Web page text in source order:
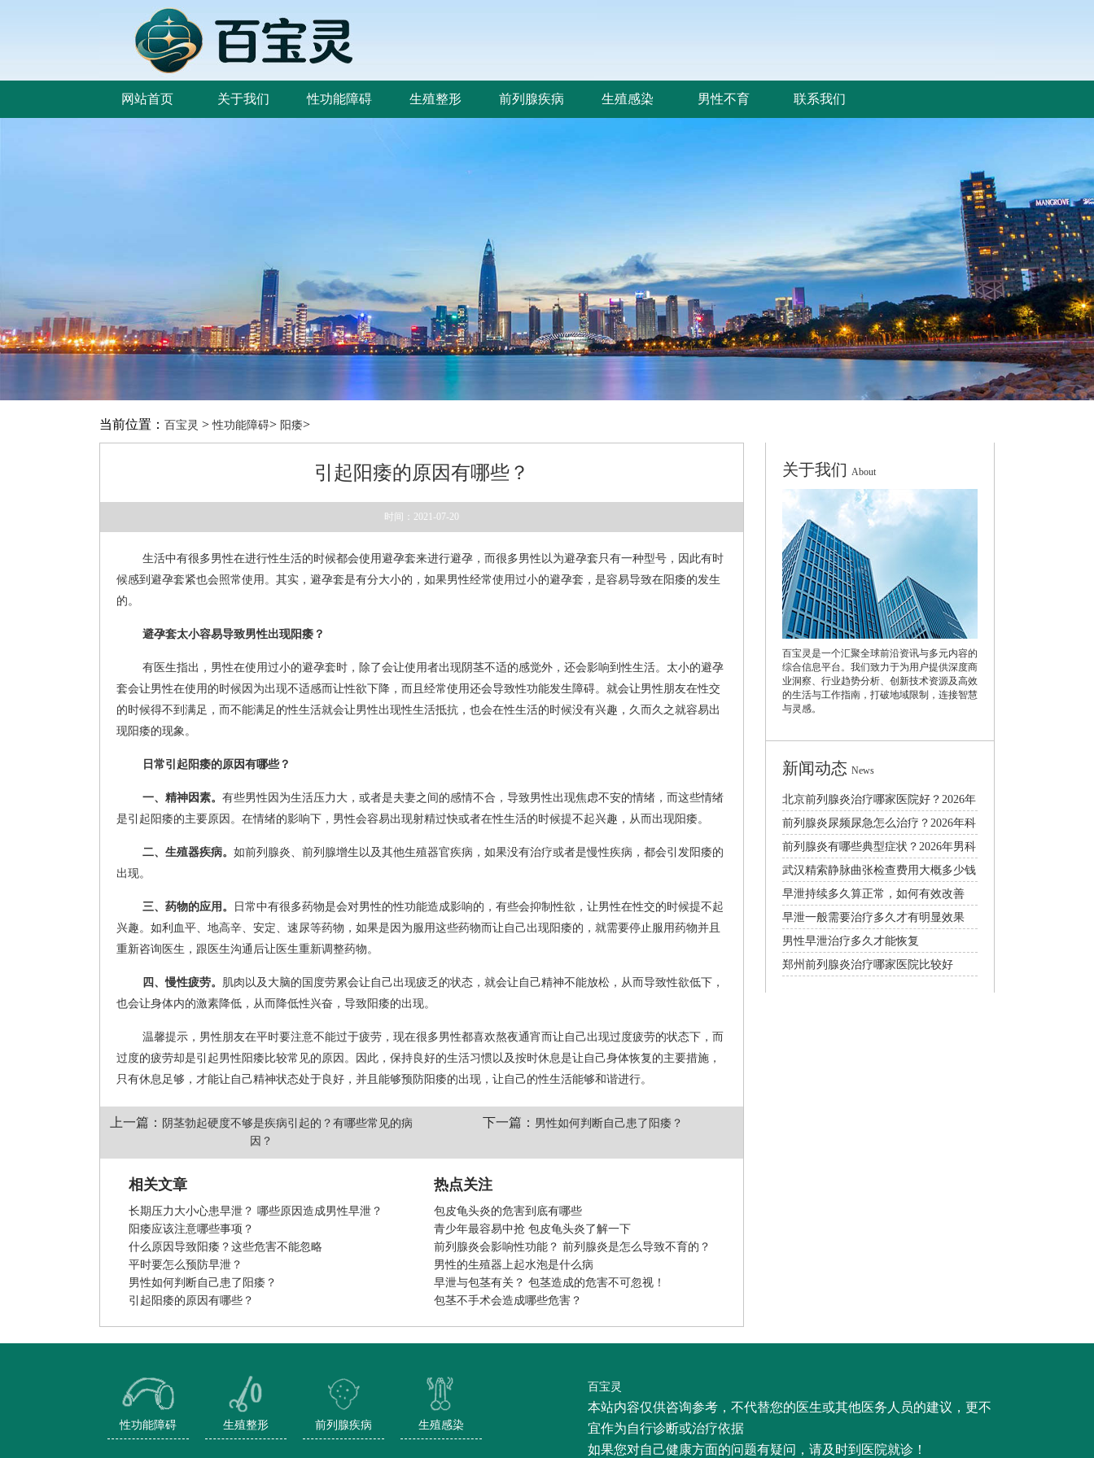
网站首页 关于我们 性功能障碍 生殖整形 前列腺疾病 生殖感染 男性不育 联系我们
当前位置： 百宝灵 >性功能障碍> 阳痿>
引起阳痿的原因有哪些？
时间：2021-07-20
生活中有很多男性在进行性生活的时候都会使用避孕套来进行避孕，而很多男性以为避孕套只有一种型号，因此有时
候感到避孕套紧也会照常使用。其实，避孕套是有分大小的，如果男性经常使用过小的避孕套，是容易导致在阳痿的发生
的。
避孕套太小容易导致男性出现阳痿？
有医生指出，男性在使用过小的避孕套时，除了会让使用者出现阴茎不适的感觉外，还会影响到性生活。太小的避孕
套会让男性在使用的时候因为出现不适感而让性欲下降，而且经常使用还会导致性功能发生障碍。就会让男性朋友在性交
的时候得不到满足，而不能满足的性生活就会让男性出现性生活抵抗，也会在性生活的时候没有兴趣，久而久之就容易出
现阳痿的现象。
日常引起阳痿的原因有哪些？
一、精神因素。 有些男性因为生活压力大，或者是夫妻之间的感情不合，导致男性出现焦虑不安的情绪，而这些情绪
是引起阳痿的主要原因。在情绪的影响下，男性会容易出现射精过快或者在性生活的时候提不起兴趣，从而出现阳痿。
二、生殖器疾病。 如前列腺炎、前列腺增生以及其他生殖器官疾病，如果没有治疗或者是慢性疾病，都会引发阳痿的
出现。
三、药物的应用。
日常中有很多药物是会对男性的性功能造成影响的，有些会抑制性欲，让男性在性交的时候提不起
兴趣。如利血平、地高辛、安定、速尿等药物，如果是因为服用这些药物而让自己出现阳痿的，就需要停止服用药物并且
重新咨询医生，跟医生沟通后让医生重新调整药物。
四、慢性疲劳。
肌肉以及大脑的国度劳累会让自己出现疲乏的状态，就会让自己精神不能放松，从而导致性欲低下，
也会让身体内的激素降低，从而降低性兴奋，导致阳痿的出现。
温馨提示，男性朋友在平时要注意不能过于疲劳，现在很多男性都喜欢熬夜通宵而让自己出现过度疲劳的状态下，而
过度的疲劳却是引起男性阳痿比较常见的原因。因此，保持良好的生活习惯以及按时休息是让自己身体恢复的主要措施，
只有休息足够，才能让自己精神状态处于良好，并且能够预防阳痿的出现，让自己的性生活能够和谐进行。
上一篇： 阴茎勃起硬度不够是疾病引起的？有哪些常见的病
因？
下一篇： 男性如何判断自己患了阳痿？
相关文章
长期压力大小心患早泄？ 哪些原因造成男性早泄？
阳痿应该注意哪些事项？
什么原因导致阳痿？这些危害不能忽略
平时要怎么预防早泄？
男性如何判断自己患了阳痿？
引起阳痿的原因有哪些？
热点关注
包皮龟头炎的危害到底有哪些
青少年最容易中抢 包皮龟头炎了解一下
前列腺炎会影响性功能？ 前列腺炎是怎么导致不育的？
男性的生殖器上起水泡是什么病
早泄与包茎有关？ 包茎造成的危害不可忽视！
包茎不手术会造成哪些危害？
关于我们 About
百宝灵是一个汇聚全球前沿资讯与多元内容的
综合信息平台。我们致力于为用户提供深度商
业洞察、行业趋势分析、创新技术资源及高效
的生活与工作指南，打破地域限制，连接智慧
与灵感。
新闻动态 News
北京前列腺炎治疗哪家医院好？2026年
男科就医费用与专家选择
前列腺炎尿频尿急怎么治疗？2026年科
学用药与日常调理全攻略
前列腺炎有哪些典型症状？2026年男科
医生详解治疗与预防方法
武汉精索静脉曲张检查费用大概多少钱
早泄持续多久算正常，如何有效改善
早泄一般需要治疗多久才有明显效果
男性早泄治疗多久才能恢复
郑州前列腺炎治疗哪家医院比较好
性功能障碍 生殖整形 前列腺疾病 生殖感染
百宝灵
本站内容仅供咨询参考，不代替您的医生或其他医务人员的建议，更不
宜作为自行诊断或治疗依据
如果您对自己健康方面的问题有疑问，请及时到医院就诊！